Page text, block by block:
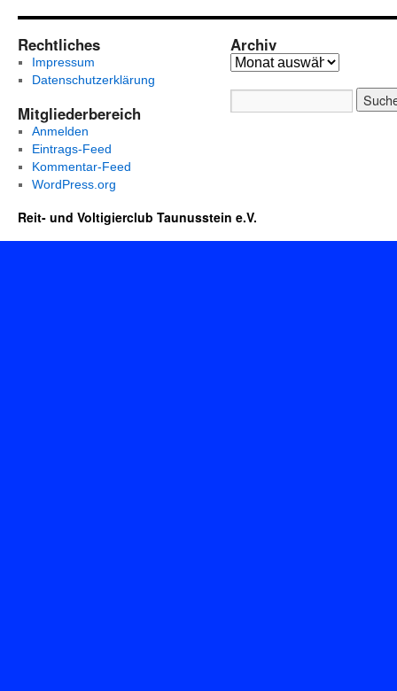
Rechtliches
Impressum
Datenschutzerklärung
Mitgliederbereich
Anmelden
Eintrags-Feed
Kommentar-Feed
WordPress.org
Archiv
Reit- und Voltigierclub Taunusstein e.V.